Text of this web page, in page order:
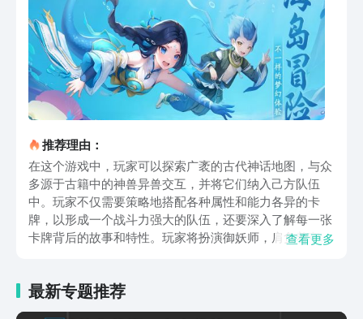
推荐理由：
在这个游戏中，玩家可以探索广袤的古代神话地图，与众
多源于古籍中的神兽异兽交互，并将它们纳入己方队伍
中。玩家不仅需要策略地搭配各种属性和能力各异的卡
牌，以形成一个战斗力强大的队伍，还要深入了解每一张
卡牌背后的故事和特性。玩家将扮演御妖师，肩负着守护
一段既是护卫又是冒险的旅程。玩家们将以第三人称视
角，自由穿梭于千灵城的每一个角落，每座建筑都细致地
查看更多
最新专题推荐